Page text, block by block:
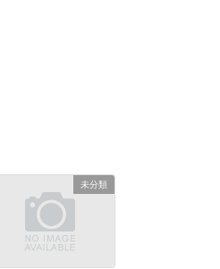
未分類